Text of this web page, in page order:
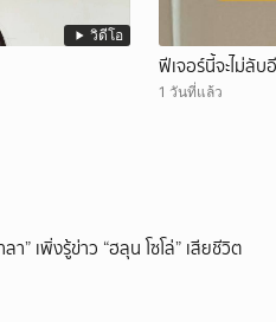
วิดีโอ
ฟีเจอร์นี้จะไม่ลั
1 วันที่แล้ว
ลา” เพิ่งรู้ข่าว “ฮลุน โซโล่” เสียชีวิต